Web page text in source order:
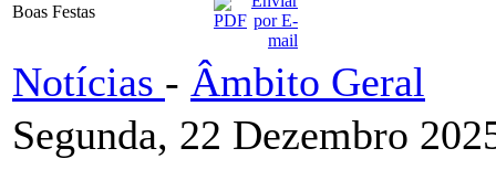
Boas Festas
Notícias - Âmbito Geral
Segunda, 22 Dezembro